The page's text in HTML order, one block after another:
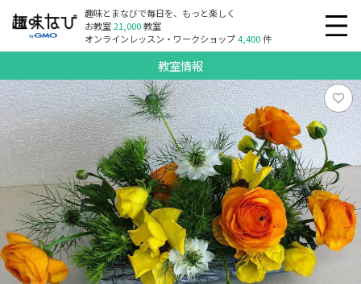
趣味とまなびで毎日を、もっと楽しく
お教室21,000教室
オンラインレッスン・ワークショップ4,400件
教室情報